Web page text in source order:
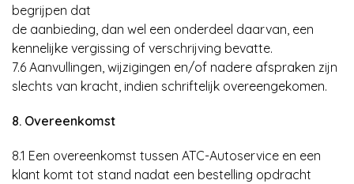
begrijpen dat
de aanbieding, dan wel een onderdeel daarvan, een
kennelijke vergissing of verschrijving bevatte.
7.6 Aanvullingen, wijzigingen en/of nadere afspraken zijn
slechts van kracht, indien schriftelijk overeengekomen.
8. Overeenkomst
8.1 Een overeenkomst tussen ATC-Autoservice en een
klant komt tot stand nadat een bestelling opdracht